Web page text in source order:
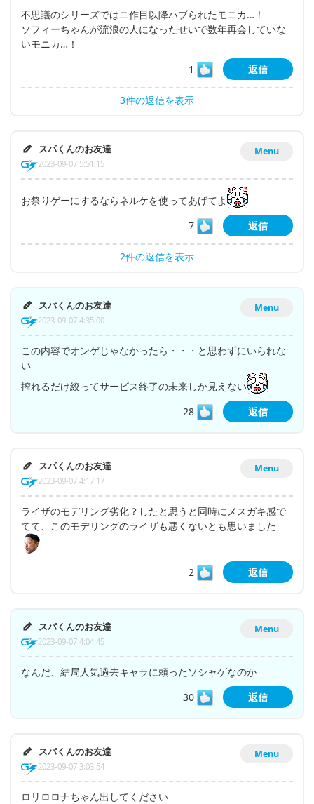
不思議のシリーズではニ作目以降ハブられたモニカ…！
ソフィーちゃんが流浪の人になったせいで数年再会していな
いモニカ…！
1
返信
3件の返信を表示
Menu
スパくんのお友達
2023-09-07 5:51:15
お祭りゲーにするならネルケを使ってあげてよ
7
返信
2件の返信を表示
Menu
スパくんのお友達
2023-09-07 4:35:00
この内容でオンゲじゃなかったら・・・と思わずにいられな
い
搾れるだけ絞ってサービス終了の未来しか見えない
28
返信
Menu
スパくんのお友達
2023-09-07 4:17:17
ライザのモデリング劣化？したと思うと同時にメスガキ感で
てて、このモデリングのライザも悪くないとも思いました
2 返信
Menu
スパくんのお友達
2023-09-07 4:04:45
なんだ、結局人気過去キャラに頼ったソシャゲなのか
30
返信
Menu
スパくんのお友達
2023-09-07 3:03:54
ロリロロナちゃん出してください